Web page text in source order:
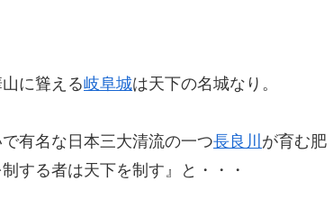
に聳える岐阜城は天下の名城なり。
有名な日本三大清流の一つ長良川 が育む肥
する者は天下を制す』と・・・